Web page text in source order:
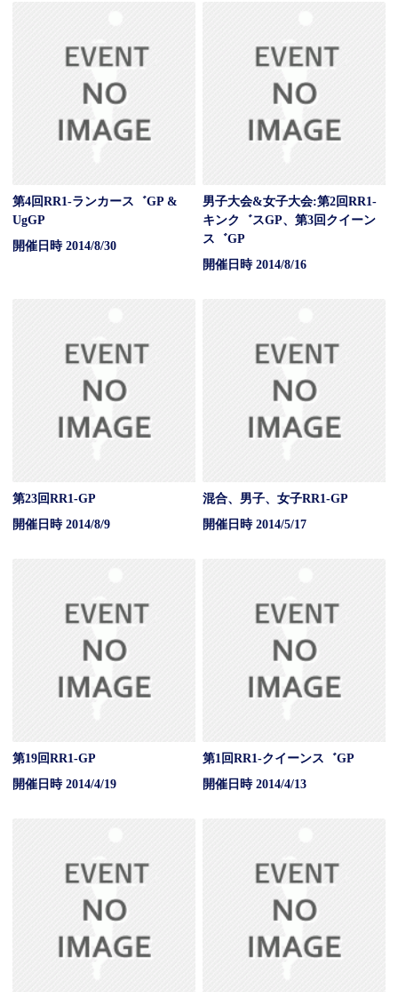
第4回RR1-ランカース゛GP &
UgGP
開催日時 2014/8/30
男子大会&女子大会:第2回RR1-
キンク゛スGP、第3回クイーン
ス゛GP
開催日時 2014/8/16
第23回RR1-GP
開催日時 2014/8/9
混合、男子、女子RR1-GP
開催日時 2014/5/17
第19回RR1-GP
開催日時 2014/4/19
第1回RR1-クイーンス゛GP
開催日時 2014/4/13